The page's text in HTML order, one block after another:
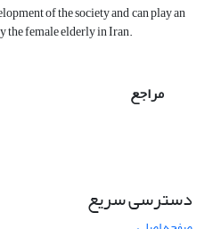
of the society and can play an
the female elderly in Iran.
مراجع
دسترسی سریع